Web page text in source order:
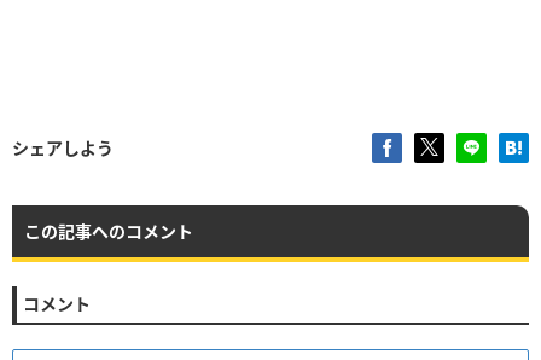
シェアしよう
この記事へのコメント
コメント